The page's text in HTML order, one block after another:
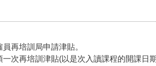
再培訓局申請津貼。
一次再培訓津貼(以是次入讀課程的開課日